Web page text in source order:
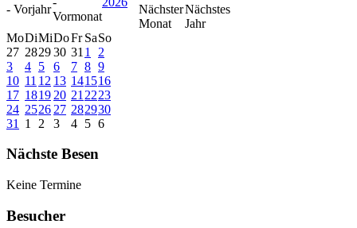
MoDiMiDoFr SaSo
27 282930 31 1
2
3
4 5 6 7 8 9
10 11 12 13 141516
17 1819 20 21 2223
24 2526 27 282930
31
1 2 3 4 5 6
Nächste Besen
Keine Termine
Besucher